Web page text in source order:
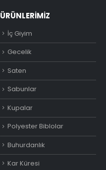
ÜRÜNLERIMIZ
İç Giyim
Gecelik
Saten
Sabunlar
Kupalar
Polyester Biblolar
Buhurdanlık
Kar Küresi